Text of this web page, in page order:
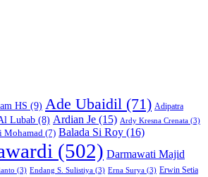
HS (9) Ade Ubaidil (71) Adipatra
Lubab (8) Ardian Je (15) Ardy Kresna Crenata (3)
Mohamad(7) Balada Si Roy (16)
(502) Darmawati Majid
(3) Endang S. Sulistiya (3) Erna Surya (3) Erwin Setia